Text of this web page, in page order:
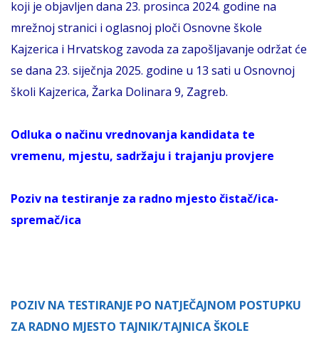
koji je objavljen dana 23. prosinca 2024. godine na
mrežnoj stranici i oglasnoj ploči Osnovne škole
Kajzerica i Hrvatskog zavoda za zapošljavanje održat će
se dana 23. siječnja 2025. godine u 13 sati u Osnovnoj
školi Kajzerica, Žarka Dolinara 9, Zagreb.
Odluka o načinu vrednovanja kandidata te
vremenu, mjestu, sadržaju i trajanju provjere
Poziv na testiranje za radno mjesto čistač/ica-
spremač/ica
POZIV NA TESTIRANJE PO NATJEČAJNOM POSTUPKU
ZA RADNO MJESTO TAJNIK/TAJNICA ŠKOLE